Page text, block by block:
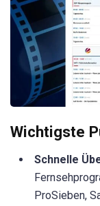
Wichtigste
Schnelle
ProSieben,